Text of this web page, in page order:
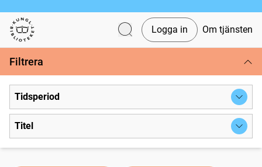
Svenska tidningar
Logga in Om tjänsten
Filtrera
Tidsperiod
Titel